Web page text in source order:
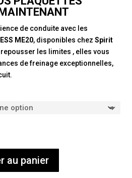
de conduite avec les
ME20, disponibles chezSpirit
les limites , elles vous
de freinage exceptionnelles,
au panier